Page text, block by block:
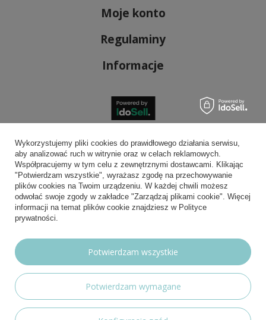
Moje konto
Regulaminy
Informacje
Bezpieczne płatności
Wygodna dostawa
Możesz nam zaufać
Wykorzystujemy pliki cookies do prawidłowego działania serwisu,
aby analizować ruch w witrynie oraz w celach reklamowych.
Współpracujemy w tym celu z zewnętrznymi dostawcami. Klikając
"Potwierdzam wszystkie", wyrażasz zgodę na przechowywanie
plików cookies na Twoim urządzeniu. W każdej chwili możesz
odwołać swoje zgody w zakładce "Zarządzaj plikami cookie". Więcej
informacji na temat plików cookie znajdziesz w Polityce
prywatności.
Potwierdzam wymagane
Potwierdzam wszystkie